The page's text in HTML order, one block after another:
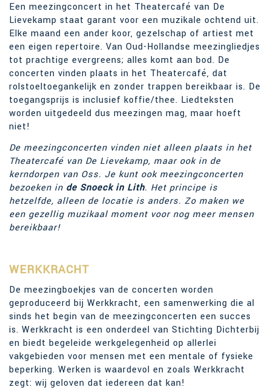
Een meezingconcert in het Theatercafé van De
Lievekamp staat garant voor een muzikale ochtend uit.
Elke maand een ander koor, gezelschap of artiest met
een eigen repertoire. Van Oud-Hollandse meezingliedjes
tot prachtige evergreens; alles komt aan bod. De
concerten vinden plaats in het Theatercafé, dat
rolstoeltoegankelijk en zonder trappen bereikbaar is. De
toegangsprijs is inclusief koffie/thee. Liedteksten
worden uitgedeeld dus meezingen mag, maar hoeft
niet!
De meezingconcerten vinden niet alleen plaats in het
Theatercafé van De Lievekamp, maar ook in de
kerndorpen van Oss. Je kunt ook meezingconcerten
bezoeken in de Snoeck in Lith. Het principe is
hetzelfde, alleen de locatie is anders. Zo maken we
een gezellig muzikaal moment voor nog meer mensen
bereikbaar!
WERKKRACHT
De meezingboekjes van de concerten worden
geproduceerd bij Werkkracht, een samenwerking die al
sinds het begin van de meezingconcerten een succes
is. Werkkracht is een onderdeel van Stichting Dichterbij
en biedt begeleide werkgelegenheid op allerlei
vakgebieden voor mensen met een mentale of fysieke
beperking. Werken is waardevol en zoals Werkkracht
zegt: wij geloven dat iedereen dat kan!